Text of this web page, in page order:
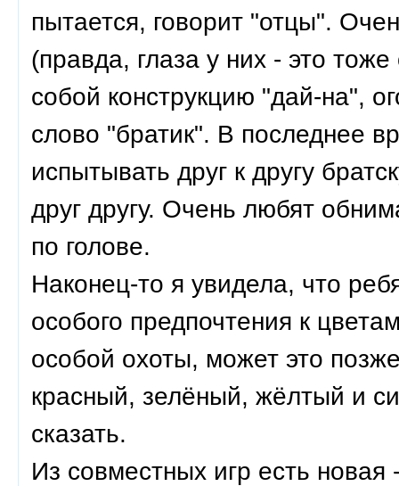
пытается, говорит "отцы".
(правда, глаза у них - это
собой конструкцию "дай-на",
слово "братик". В последнее
испытывать друг к другу
друг другу. Очень любят
по голове.
Наконец-то я увидела, что
особого предпочтения к
особой охоты, может это
красный, зелёный, жёлтый и
сказать.
Из совместных игр есть